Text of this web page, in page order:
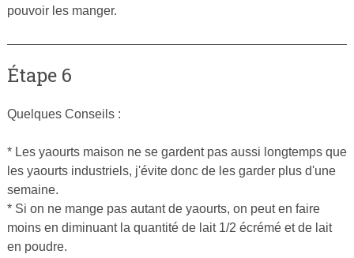
pouvoir les manger.
Étape 6
Quelques Conseils :
* Les yaourts maison ne se gardent pas aussi longtemps que
les yaourts industriels, j'évite donc de les garder plus d'une
semaine.
* Si on ne mange pas autant de yaourts, on peut en faire
moins en diminuant la quantité de lait 1/2 écrémé et de lait
en poudre.